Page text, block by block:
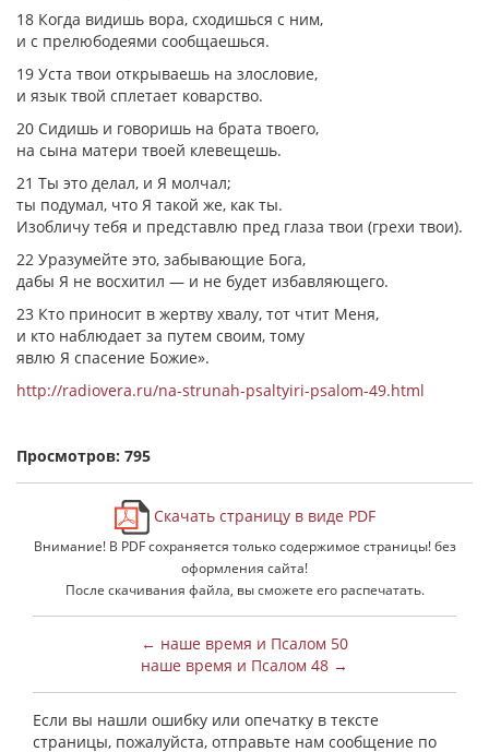
18 Когда видишь вора, сходишься с ним,
и с прелюбодеями сообщаешься.
19 Уста твои открываешь на злословие,
и язык твой сплетает коварство.
20 Сидишь и говоришь на брата твоего,
на сына матери твоей клевещешь.
21 Ты это делал, и Я молчал;
ты подумал, что Я такой же, как ты.
Изобличу тебя и представлю пред глаза твои (грехи твои).
22 Уразумейте это, забывающие Бога,
дабы Я не восхитил — и не будет избавляющего.
23 Кто приносит в жертву хвалу, тот чтит Меня,
и кто наблюдает за путем своим, тому
явлю Я спасение Божие».
http://radiovera.ru/na-strunah-psaltyiri-psalom-49.html
Просмотров: 795
Скачать страницу в виде PDF
Внимание! В PDF сохраняется только содержимое страницы! без
оформления сайта!
После скачивания файла, вы сможете его распечатать.
← наше время и Псалом 50
наше время и Псалом 48 →
Если вы нашли ошибку или опечатку в тексте
страницы, пожалуйста, отправьте нам сообщение по